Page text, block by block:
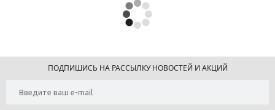
ПОДПИШИСЬ НА РАССЫЛКУ НОВОСТЕЙ И АКЦИЙ